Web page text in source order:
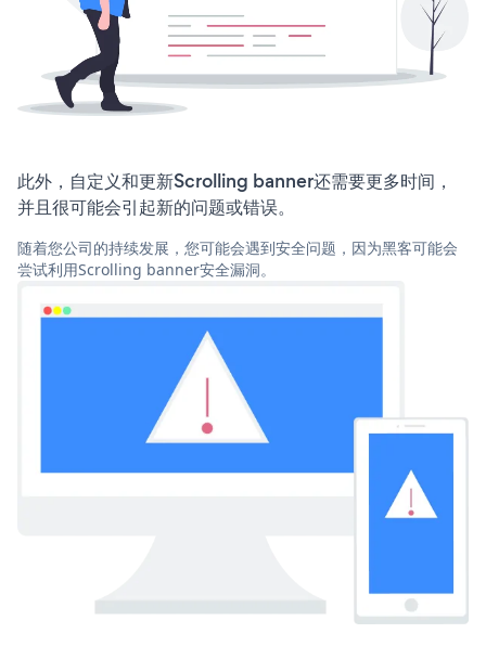
此外，自定义和更新Scrolling banner还需要更多时间，
并且很可能会引起新的问题或错误。
随着您公司的持续发展，您可能会遇到安全问题，因为黑客可能会
尝试利用Scrolling banner安全漏洞。